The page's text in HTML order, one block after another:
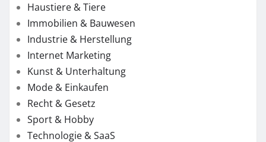
Haustiere & Tiere
Immobilien & Bauwesen
Industrie & Herstellung
Internet Marketing
Kunst & Unterhaltung
Mode & Einkaufen
Recht & Gesetz
Sport & Hobby
Technologie & SaaS